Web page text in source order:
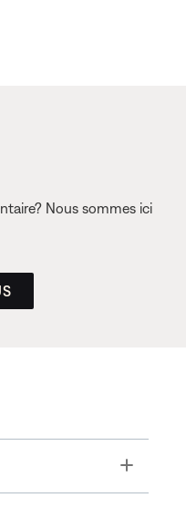
Nous sommes ici
Toggle